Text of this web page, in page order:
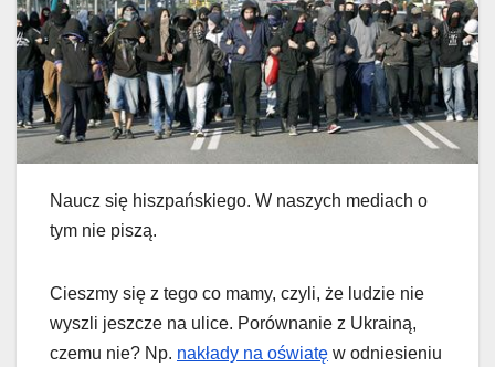
Naucz się hiszpańskiego. W naszych mediach o
tym nie piszą.
Cieszmy się z tego co mamy, czyli, że ludzie nie
wyszli jeszcze na ulice. Porównanie z Ukrainą,
czemu nie? Np. nakłady na oświatę w odniesieniu